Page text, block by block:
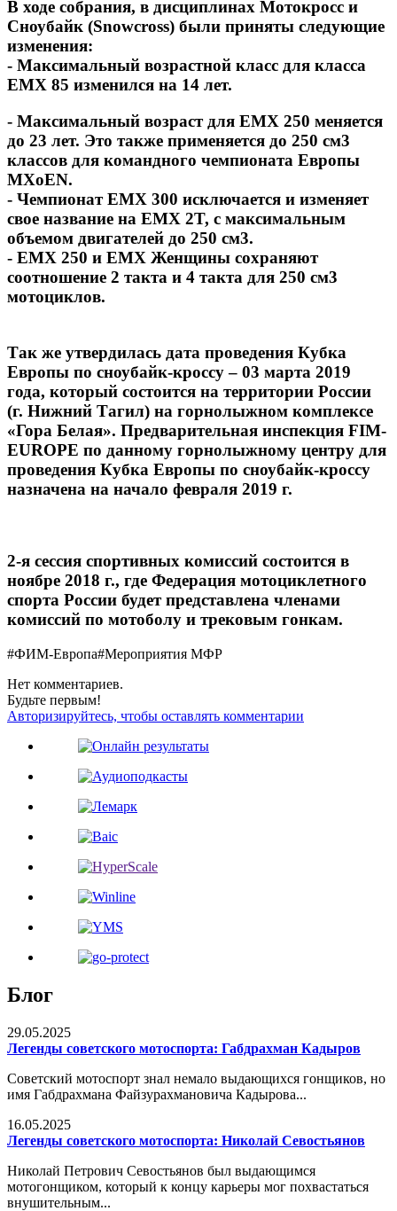
В ходе собрания, в дисциплинах Мотокросс и
Сноубайк (Snowcross) были приняты следующие
изменения:
- Максимальный возрастной класс для класса
EMX 85 изменился на 14 лет.
- Максимальный возраст для EMX 250 меняется
до 23 лет. Это также применяется до 250 см3
классов для командного чемпионата Европы
MXoEN.
- Чемпионат EMX 300 исключается и изменяет
свое название на EMX 2T, с максимальным
объемом двигателей до 250 см3.
- EMX 250 и EMX Женщины сохраняют
соотношение 2 такта и 4 такта для 250 см3
мотоциклов.
Так же утвердилась дата проведения Кубка
Европы по сноубайк-кроссу – 03 марта 2019
года, который состоится на территории России
(г. Нижний Тагил) на горнолыжном комплексе
«Гора Белая». Предварительная инспекция FIM-
EUROPE по данному горнолыжному центру для
проведения Кубка Европы по сноубайк-кроссу
назначена на начало февраля 2019 г.
2-я сессия спортивных комиссий состоится в
ноябре 2018 г., где Федерация мотоциклетного
спорта России будет представлена членами
комиссий по мотоболу и трековым гонкам.
#ФИМ-Европа#Мероприятия МФР
Нет комментариев.
Будьте первым!
Авторизируйтесь, чтобы оставлять комментарии
Блог
29.05.2025
Легенды советского мотоспорта: Габдрахман Кадыров
Советский мотоспорт знал немало выдающихся гонщиков, но
имя Габдрахмана Файзурахмановича Кадырова...
16.05.2025
Легенды советского мотоспорта: Николай Севостьянов
Николай Петрович Севостьянов был выдающимся
мотогонщиком, который к концу карьеры мог похвастаться
внушительным...